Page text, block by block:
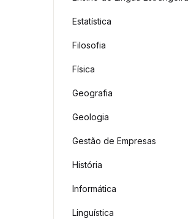
Estatística
Filosofia
Física
Geografia
Geologia
Gestão de Empresas
História
Informática
Linguística